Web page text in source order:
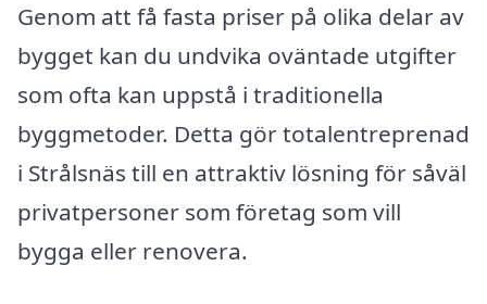
Genom att få fasta priser på olika delar av
bygget kan du undvika oväntade utgifter
som ofta kan uppstå i traditionella
byggmetoder. Detta gör totalentreprenad
i Strålsnäs till en attraktiv lösning för såväl
privatpersoner som företag som vill
bygga eller renovera.